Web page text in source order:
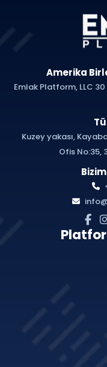
Amerika
Emlak Platform, LLC
Kuzey yakası,
Ofis No:35,